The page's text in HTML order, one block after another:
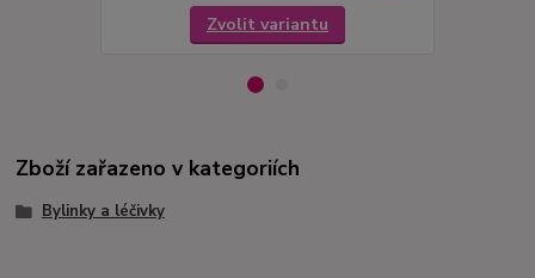
Zvolit variantu
Zboží zařazeno v kategoriích
Bylinky a léčivky